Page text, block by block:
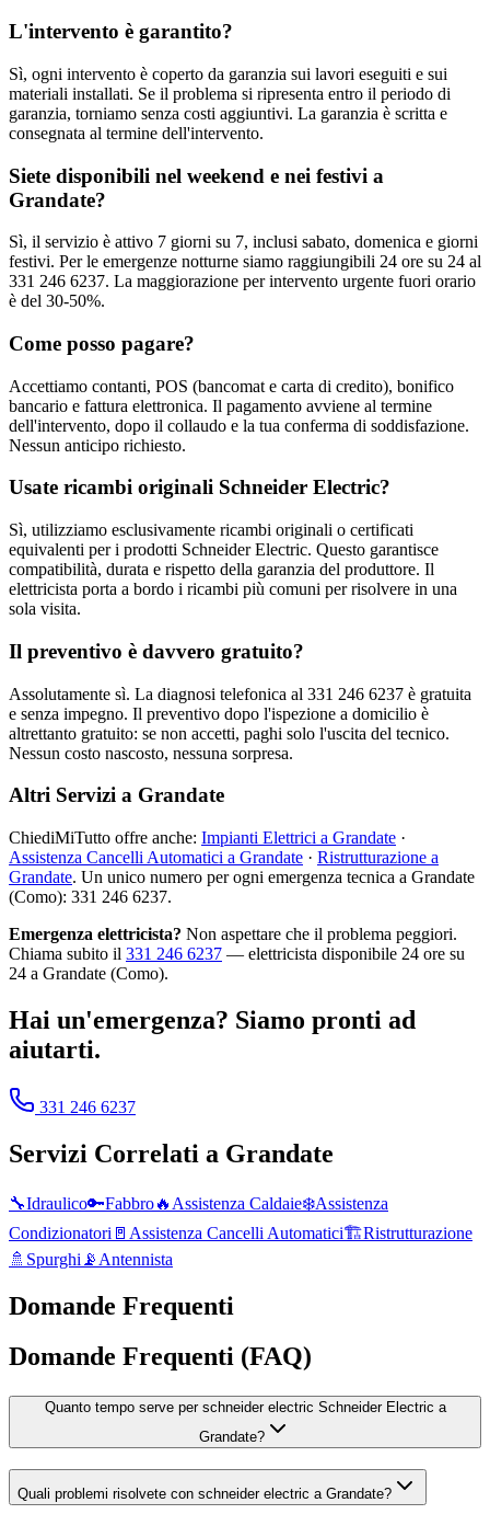
L'intervento è garantito?
Sì, ogni intervento è coperto da garanzia sui lavori eseguiti e sui
materiali installati. Se il problema si ripresenta entro il periodo di
garanzia, torniamo senza costi aggiuntivi. La garanzia è scritta e
consegnata al termine dell'intervento.
Siete disponibili nel weekend e nei festivi a
Grandate?
Sì, il servizio è attivo 7 giorni su 7, inclusi sabato, domenica e giorni
festivi. Per le emergenze notturne siamo raggiungibili 24 ore su 24 al
331 246 6237. La maggiorazione per intervento urgente fuori orario
è del 30-50%.
Come posso pagare?
Accettiamo contanti, POS (bancomat e carta di credito), bonifico
bancario e fattura elettronica. Il pagamento avviene al termine
dell'intervento, dopo il collaudo e la tua conferma di soddisfazione.
Nessun anticipo richiesto.
Usate ricambi originali Schneider Electric?
Sì, utilizziamo esclusivamente ricambi originali o certificati
equivalenti per i prodotti Schneider Electric. Questo garantisce
compatibilità, durata e rispetto della garanzia del produttore. Il
elettricista porta a bordo i ricambi più comuni per risolvere in una
sola visita.
Il preventivo è davvero gratuito?
Assolutamente sì. La diagnosi telefonica al 331 246 6237 è gratuita
e senza impegno. Il preventivo dopo l'ispezione a domicilio è
altrettanto gratuito: se non accetti, paghi solo l'uscita del tecnico.
Nessun costo nascosto, nessuna sorpresa.
Altri Servizi a Grandate
ChiediMiTutto offre anche: Impianti Elettrici a Grandate ·
Assistenza Cancelli Automatici a Grandate · Ristrutturazione a
Grandate. Un unico numero per ogni emergenza tecnica a Grandate
(Como): 331 246 6237.
Emergenza elettricista? Non aspettare che il problema peggiori.
Chiama subito il 331 246 6237 — elettricista disponibile 24 ore su
24 a Grandate (Como).
Hai un'emergenza? Siamo pronti ad
aiutarti.
331 246 6237
Servizi Correlati a Grandate
🔧Idraulico🔑Fabbro🔥 Assistenza Caldaie❄️Assistenza
Condizionatori 🚪 Assistenza Cancelli Automatici🏗️Ristrutturazione
🚿 Spurghi 📡 Antennista
Domande Frequenti
Domande Frequenti (FAQ)
Quanto tempo serve per schneider electric Schneider Electric a
Grandate?
Quali problemi risolvete con schneider electric a Grandate?